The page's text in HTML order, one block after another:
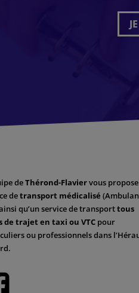
deThérond-Flaviervous
detransport médicalisé
qu’un service de transporttous
de trajet en taxi ou VTC pour
ou professionnels dans